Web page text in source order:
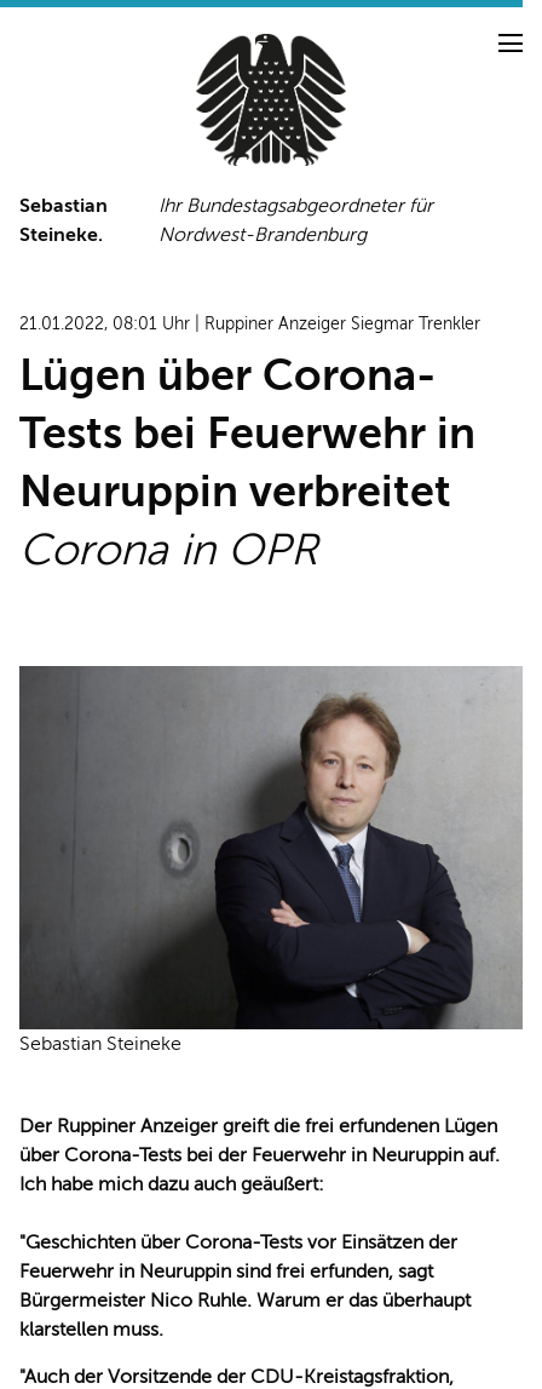
Sebastian
Steineke.
Ihr Bundestagsabgeordneter für
Nordwest-Brandenburg
NEUIGKEITEN
PRESSEFOTOS
FACEBOOK-SEITE
21.01.2022, 08:01 Uhr | Ruppiner Anzeiger Siegmar Trenkler
Lügen über Corona-
Tests bei Feuerwehr in
Neuruppin verbreitet
Corona in OPR
Der Ruppiner Anzeiger greift die frei erfundenen Lügen
über Corona-Tests bei der Feuerwehr in Neuruppin auf.
Ich habe mich dazu auch geäußert:
"Geschichten über Corona-Tests vor Einsätzen der
Feuerwehr in Neuruppin sind frei erfunden, sagt
Bürgermeister Nico Ruhle. Warum er das überhaupt
klarstellen muss.
"Auch der Vorsitzende der CDU-Kreistagsfraktion,
Sebastian Steineke